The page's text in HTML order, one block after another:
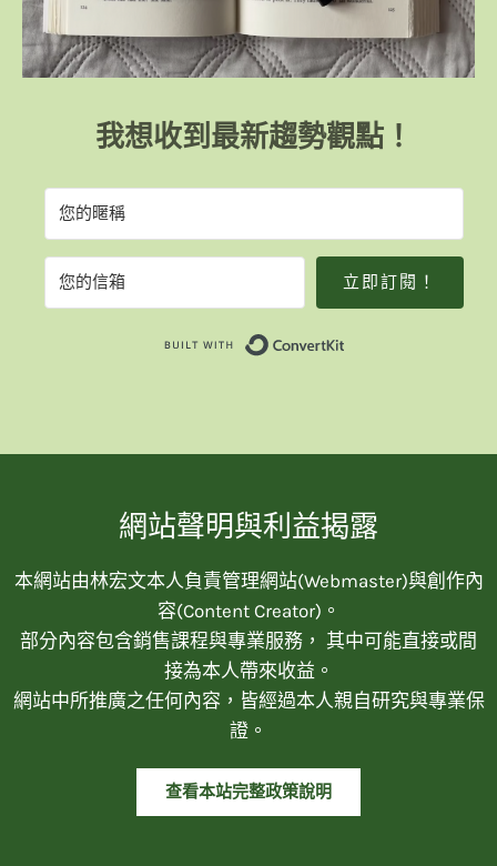
我想收到最新趨勢觀點！
立即訂閱！
網站聲明與利益揭露
本網站由林宏文本人負責管理網站(Webmaster)與創作內
容(Content Creator)。
部分內容包含銷售課程與專業服務， 其中可能直接或間
接為本人帶來收益。
網站中所推廣之任何內容，皆經過本人親自研究與專業保
證。
查看本站完整政策說明